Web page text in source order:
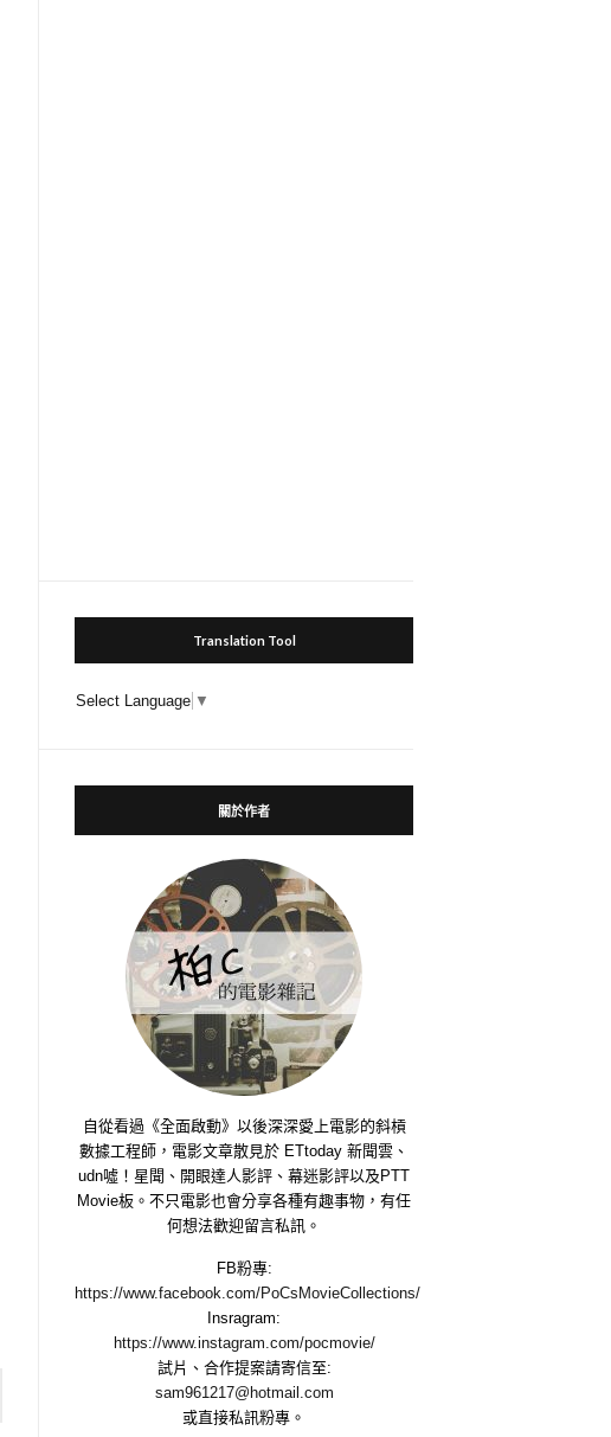
Translation Tool
Select Language ▼
關於作者
自從看過《全面啟動》以後深深愛上電影的斜槓
數據工程師，電影文章散見於 ETtoday 新聞雲、
udn噓！星聞、開眼達人影評、幕迷影評以及PTT
Movie板。不只電影也會分享各種有趣事物，有任
何想法歡迎留言私訊。
FB粉專:
https://www.facebook.com/PoCsMovieCollections/
Insragram:
https://www.instagram.com/pocmovie/
試片、合作提案請寄信至:
sam961217@hotmail.com
或直接私訊粉專。